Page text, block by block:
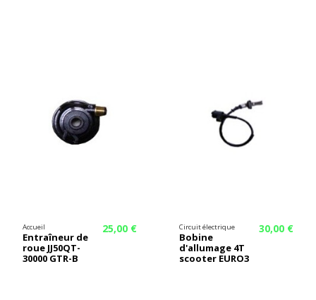
Accueil
Entraîneur de
roue JJ50QT-
30000 GTR-B
25,00 € Circuit électrique
Bobine
d'allumage 4T
scooter EURO3
30,00 €